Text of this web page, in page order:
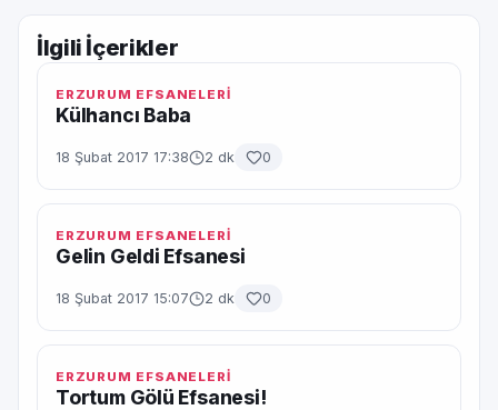
İlgili İçerikler
ERZURUM EFSANELERİ
Külhancı Baba
18 Şubat 2017 17:38 2 dk 0
ERZURUM EFSANELERİ
Gelin Geldi Efsanesi
18 Şubat 2017 15:07 2 dk 0
ERZURUM EFSANELERİ
Tortum Gölü Efsanesi!